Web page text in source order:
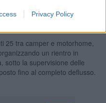
Privacy Policy
quattro check-point
dove si è svolto il party
25 tra camper e motorhome,
un rientro in
sotto la supervisione delle
fino al completo deflusso.